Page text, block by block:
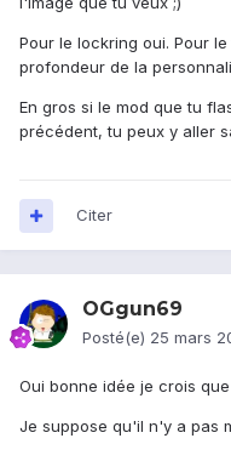
Pour le lockring oui. Pour
profondeur de la
En gros si le mod que tu
précédent, tu peux y aller
Citer
OGgun69
Posté(e) 25 mars
Oui bonne idée je crois
Je suppose qu'il n'y a pas